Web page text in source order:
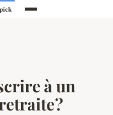
à un
?